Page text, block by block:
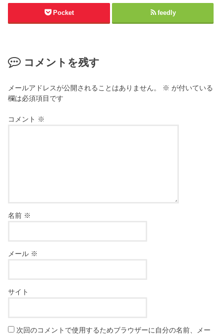
Pocket feedly
コメントを残す
メールアドレスが公開されることはありません。 ※ が付いている
欄は必須項目です
コメント ※
名前 ※
メール ※
サイト
次回のコメントで使用するためブラウザーに自分の名前、メー